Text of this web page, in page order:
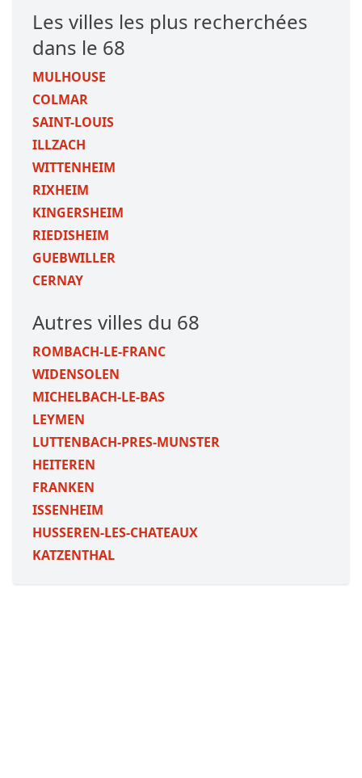
Les villes les plus recherchées
dans le 68
MULHOUSE
COLMAR
SAINT-LOUIS
ILLZACH
WITTENHEIM
RIXHEIM
KINGERSHEIM
RIEDISHEIM
GUEBWILLER
CERNAY
Autres villes du 68
ROMBACH-LE-FRANC
WIDENSOLEN
MICHELBACH-LE-BAS
LEYMEN
LUTTENBACH-PRES-MUNSTER
HEITEREN
FRANKEN
ISSENHEIM
HUSSEREN-LES-CHATEAUX
KATZENTHAL